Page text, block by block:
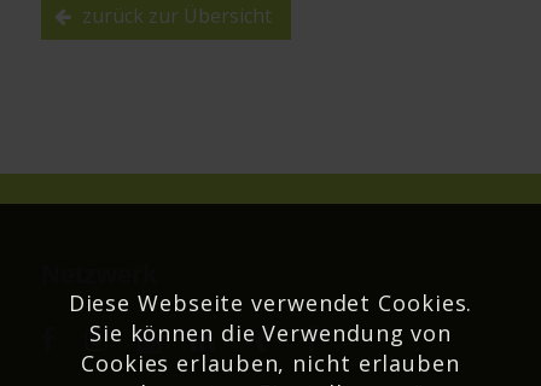
zurück zur Übersicht
Diese Webseite verwendet Cookies.
Sie können die Verwendung von
Cookies erlauben, nicht erlauben